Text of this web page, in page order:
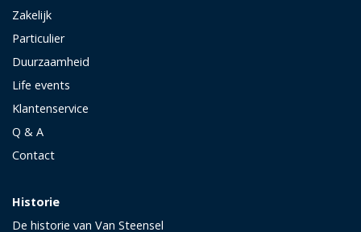
Zakelijk
Particulier
Duurzaamheid
Life events
Klantenservice
Q & A
Contact
Historie
De historie van Van Steensel